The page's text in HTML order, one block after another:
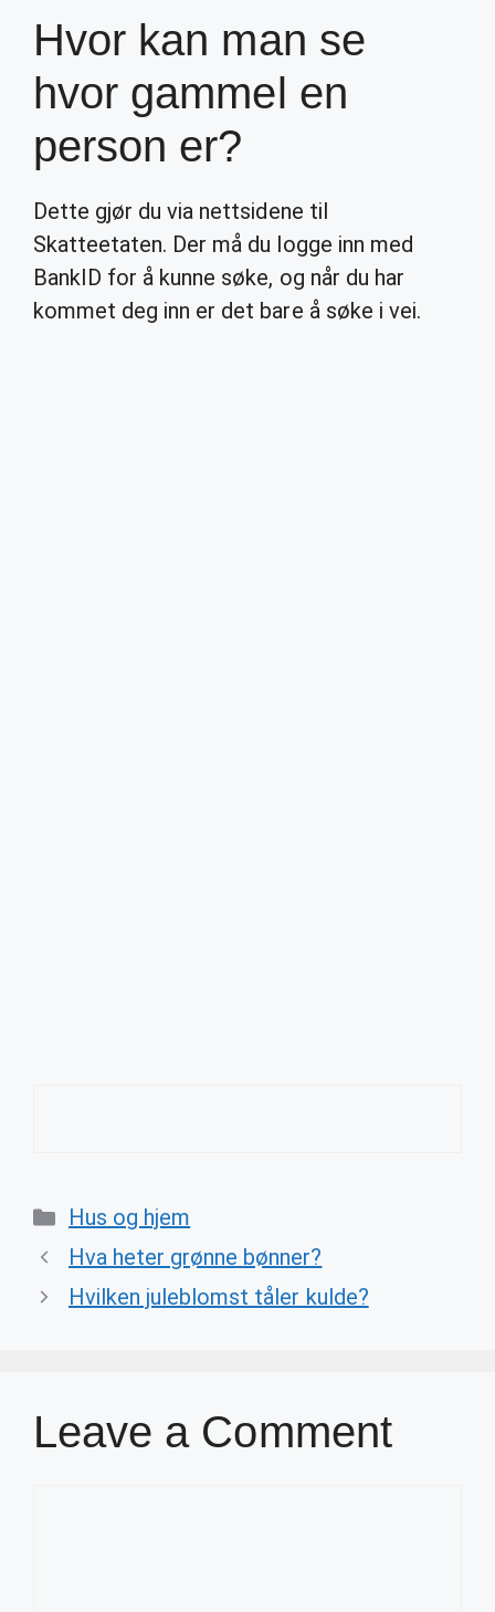
Hvor kan man se
hvor gammel en
person er?
Dette gjør du via nettsidene til
Skatteetaten. Der må du logge inn med
BankID for å kunne søke, og når du har
kommet deg inn er det bare å søke i vei.
Categories
Hus og hjem
Hva heter grønne bønner?
Hvilken juleblomst tåler kulde?
Leave a Comment